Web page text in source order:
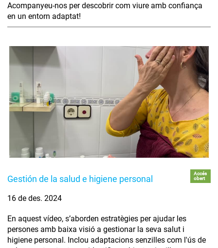
Acompanyeu-nos per descobrir com viure amb confiança
en un entorn adaptat!
Gestión de la salud e higiene personal
Accés
obert
16 de des. 2024
En aquest vídeo, s’aborden estratègies per ajudar les
persones amb baixa visió a gestionar la seva salut i
higiene personal. Inclou adaptacions senzilles com l'ús de